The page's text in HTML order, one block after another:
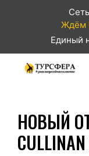
Ждём
Единый
НОВЫЙ